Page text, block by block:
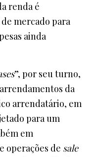
renda é
mercado para
ainda
”, por seu turno,
da
arrendatário, em
para um
em
operações de sale